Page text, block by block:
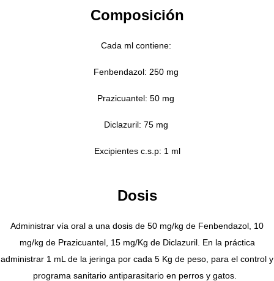
Composición
Cada ml contiene:
Fenbendazol: 250 mg
Prazicuantel: 50 mg
Diclazuril: 75 mg
Excipientes c.s.p: 1 ml
Dosis
Administrar vía oral a una dosis de 50 mg/kg de Fenbendazol, 10
mg/kg de Prazicuantel, 15 mg/Kg de Diclazuril. En la práctica
administrar 1 mL de la jeringa por cada 5 Kg de peso, para el control y
programa sanitario antiparasitario en perros y gatos.